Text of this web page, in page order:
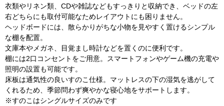
衣類やリネン類、CDや雑誌などもすっきりと収納でき、ベッドの左
右どちらにも取付可能なためレイアウトにも困りません。
ヘッドボードには、散らかりがちな小物を見やすく置けるシンプル
な棚を配置。
文庫本やメガネ、目覚まし時計などを置くのに便利です。
棚には2口コンセントをご用意。スマートフォンやゲーム機の充電や
照明の設置も可能です。
床板は通気性の良いすのこ仕様。マットレスの下の湿気を逃がして
くれるため、季節問わず爽やかな寝心地をサポートします。
※すのこはシングルサイズのみです